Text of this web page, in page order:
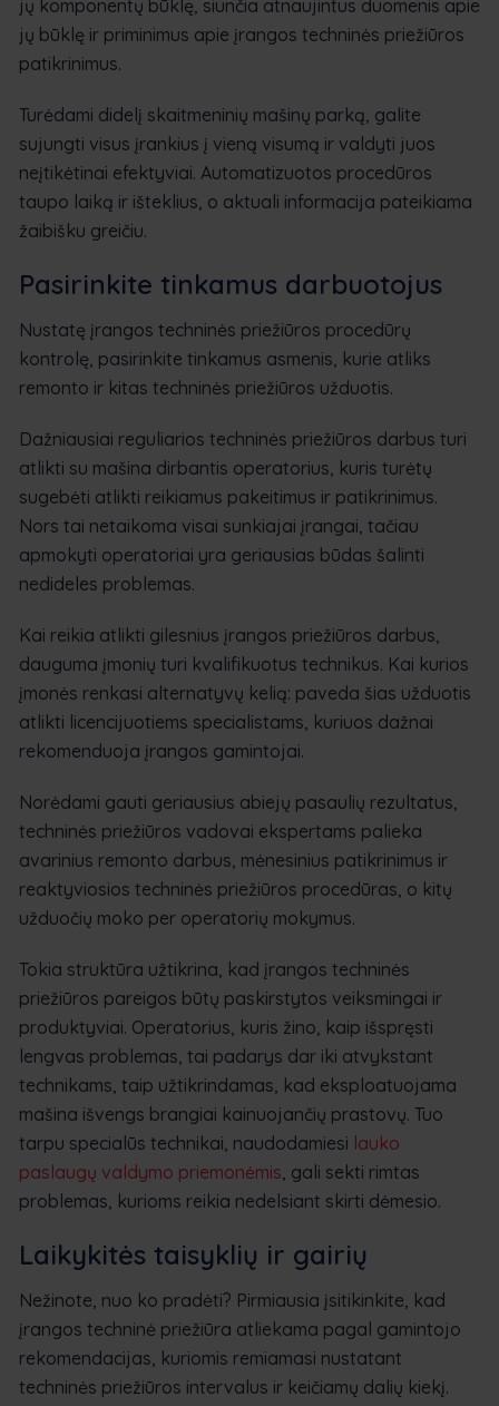
jų komponentų būklę, siunčia atnaujintus duomenis apie
jų būklę ir priminimus apie įrangos techninės priežiūros
patikrinimus.
Turėdami didelį skaitmeninių mašinų parką, galite
sujungti visus įrankius į vieną visumą ir valdyti juos
neįtikėtinai efektyviai. Automatizuotos procedūros
taupo laiką ir išteklius, o aktuali informacija pateikiama
žaibišku greičiu.
Pasirinkite tinkamus darbuotojus
Nustatę įrangos techninės priežiūros procedūrų
kontrolę, pasirinkite tinkamus asmenis, kurie atliks
remonto ir kitas techninės priežiūros užduotis.
Dažniausiai reguliarios techninės priežiūros darbus turi
atlikti su mašina dirbantis operatorius, kuris turėtų
sugebėti atlikti reikiamus pakeitimus ir patikrinimus.
Nors tai netaikoma visai sunkiajai įrangai, tačiau
apmokyti operatoriai yra geriausias būdas šalinti
nedideles problemas.
Kai reikia atlikti gilesnius įrangos priežiūros darbus,
dauguma įmonių turi kvalifikuotus technikus. Kai kurios
įmonės renkasi alternatyvų kelią: paveda šias užduotis
atlikti licencijuotiems specialistams, kuriuos dažnai
rekomenduoja įrangos gamintojai.
Norėdami gauti geriausius abiejų pasaulių rezultatus,
techninės priežiūros vadovai ekspertams palieka
avarinius remonto darbus, mėnesinius patikrinimus ir
reaktyviosios techninės priežiūros procedūras, o kitų
užduočių moko per operatorių mokymus.
Tokia struktūra užtikrina, kad įrangos techninės
priežiūros pareigos būtų paskirstytos veiksmingai ir
produktyviai. Operatorius, kuris žino, kaip išspręsti
lengvas problemas, tai padarys dar iki atvykstant
technikams, taip užtikrindamas, kad eksploatuojama
mašina išvengs brangiai kainuojančių prastovų. Tuo
tarpu specialūs technikai, naudodamiesi lauko
paslaugų valdymo priemonėmis , gali sekti rimtas
problemas, kurioms reikia nedelsiant skirti dėmesio.
Laikykitės taisyklių ir gairių
Nežinote, nuo ko pradėti? Pirmiausia įsitikinkite, kad
įrangos techninė priežiūra atliekama pagal gamintojo
rekomendacijas, kuriomis remiamasi nustatant
techninės priežiūros intervalus ir keičiamų dalių kiekį.